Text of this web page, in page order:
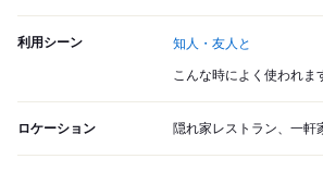
利用シーン 知人・友人と
こんな時によく使われま
ロケーション 隠れ家レストラン、一軒